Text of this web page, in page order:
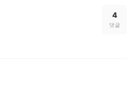
4
댓글